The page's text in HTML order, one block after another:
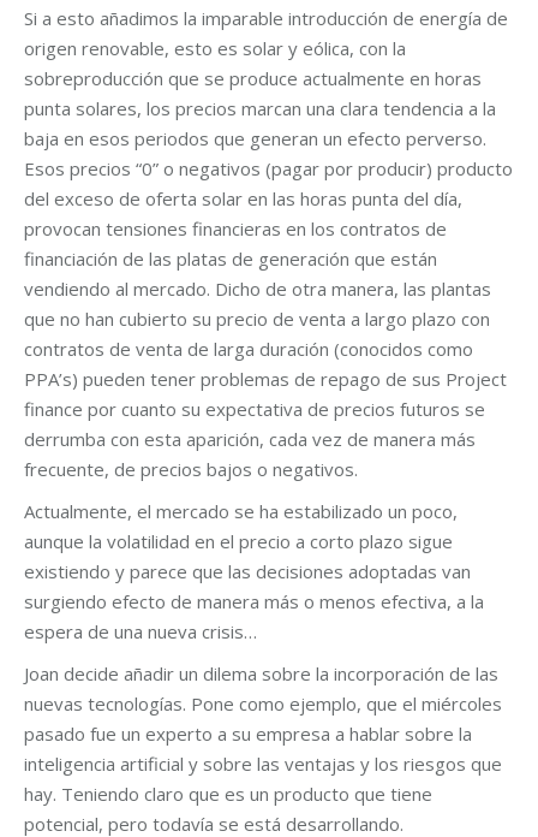
Si a esto añadimos la imparable introducción de energía de
origen renovable, esto es solar y eólica, con la
sobreproducción que se produce actualmente en horas
punta solares, los precios marcan una clara tendencia a la
baja en esos periodos que generan un efecto perverso.
Esos precios “0” o negativos (pagar por producir) producto
del exceso de oferta solar en las horas punta del día,
provocan tensiones financieras en los contratos de
financiación de las platas de generación que están
vendiendo al mercado. Dicho de otra manera, las plantas
que no han cubierto su precio de venta a largo plazo con
contratos de venta de larga duración (conocidos como
PPA’s) pueden tener problemas de repago de sus Project
finance por cuanto su expectativa de precios futuros se
derrumba con esta aparición, cada vez de manera más
frecuente, de precios bajos o negativos.
Actualmente, el mercado se ha estabilizado un poco,
aunque la volatilidad en el precio a corto plazo sigue
existiendo y parece que las decisiones adoptadas van
surgiendo efecto de manera más o menos efectiva, a la
espera de una nueva crisis…
Joan decide añadir un dilema sobre la incorporación de las
nuevas tecnologías. Pone como ejemplo, que el miércoles
pasado fue un experto a su empresa a hablar sobre la
inteligencia artificial y sobre las ventajas y los riesgos que
hay. Teniendo claro que es un producto que tiene
potencial, pero todavía se está desarrollando.